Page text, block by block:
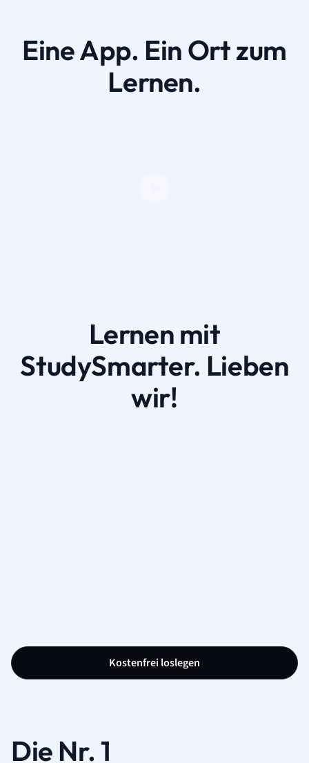
Eine App. Ein Ort zum
Lernen.
Lernen mit
StudySmarter. Lieben
wir!
Kostenfrei loslegen
Die Nr. 1